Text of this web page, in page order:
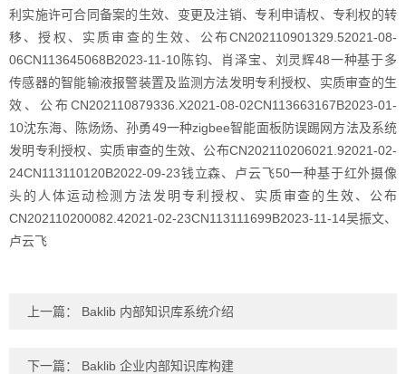
利实施许可合同备案的生效、变更及注销、专利申请权、专利权的转
移、授权、实质审查的生效、公布CN202110901329.52021-08-
06CN113645068B2023-11-10陈钧、肖泽宝、刘灵辉48一种基于多
传感器的智能输液报警装置及监测方法发明专利授权、实质审查的生
效、公布CN202110879336.X2021-08-02CN113663167B2023-01-
10沈东海、陈炀炀、孙勇49一种zigbee智能面板防误踢网方法及系统
发明专利授权、实质审查的生效、公布CN202110206021.92021-02-
24CN113110120B2022-09-23钱立森、卢云飞50一种基于红外摄像
头的人体运动检测方法发明专利授权、实质审查的生效、公布
CN202110200082.42021-02-23CN113111699B2023-11-14吴振文、
卢云飞
上一篇： Baklib 内部知识库系统介绍
下一篇： Baklib 企业内部知识库构建